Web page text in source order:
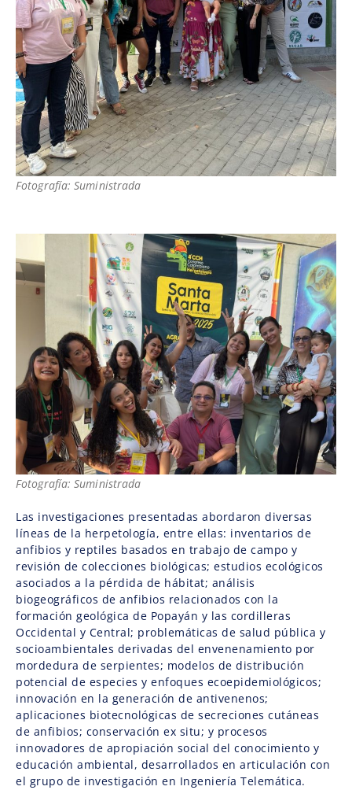
Fotografía: Suministrada
Fotografía: Suministrada
Las investigaciones presentadas abordaron diversas
líneas de la herpetología, entre ellas: inventarios de
anfibios y reptiles basados en trabajo de campo y
revisión de colecciones biológicas; estudios ecológicos
asociados a la pérdida de hábitat; análisis
biogeográficos de anfibios relacionados con la
formación geológica de Popayán y las cordilleras
Occidental y Central; problemáticas de salud pública y
socioambientales derivadas del envenenamiento por
mordedura de serpientes; modelos de distribución
potencial de especies y enfoques ecoepidemiológicos;
innovación en la generación de antivenenos;
aplicaciones biotecnológicas de secreciones cutáneas
de anfibios; conservación ex situ; y procesos
innovadores de apropiación social del conocimiento y
educación ambiental, desarrollados en articulación con
el grupo de investigación en Ingeniería Telemática.